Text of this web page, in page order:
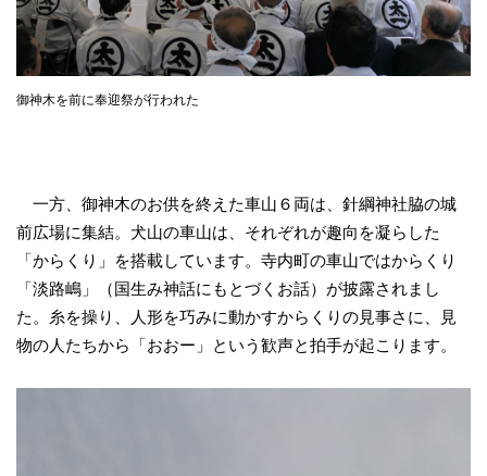
御神木を前に奉迎祭が行われた
一方、御神木のお供を終えた車山６両は、針綱神社脇の城
前広場に集結。犬山の車山は、それぞれが趣向を凝らした
「からくり」を搭載しています。寺内町の車山ではからくり
「淡路嶋」（国生み神話にもとづくお話）が披露されまし
た。糸を操り、人形を巧みに動かすからくりの見事さに、見
物の人たちから「おおー」という歓声と拍手が起こります。